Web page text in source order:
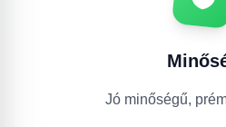
Jó minőségű,